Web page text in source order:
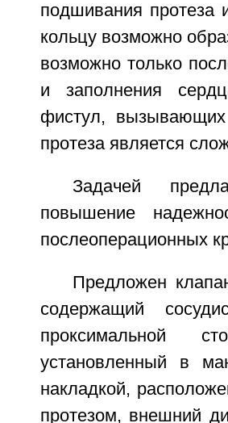
подшивания протеза
кольцу возможно
возможно только
и заполнения
фистул, вызывающих
протеза является
Задачей
повышение
послеоперационных
Предложен
содержащий
проксимальной
установленный в
накладкой,
протезом, внешний